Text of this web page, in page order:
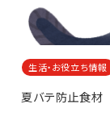
生活・お役立ち情報
夏バテ防止食材